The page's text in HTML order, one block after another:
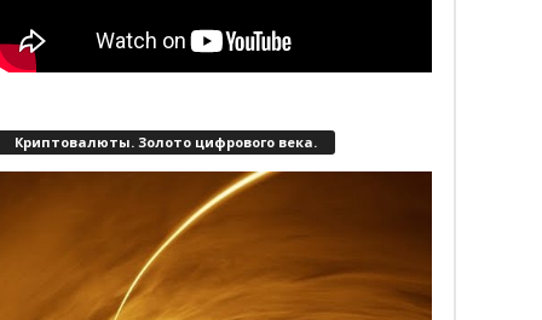
Криптовалюты. Золото цифрового века.